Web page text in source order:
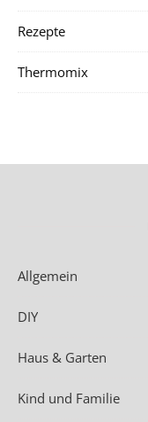
Rezepte
Thermomix
Allgemein
DIY
Haus & Garten
Kind und Familie